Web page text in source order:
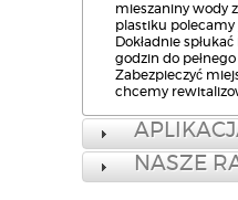
mieszaniny wody
plastiku polecamy
Dokładnie
godzin do
Zabezpieczyć
chcemy
NASZE